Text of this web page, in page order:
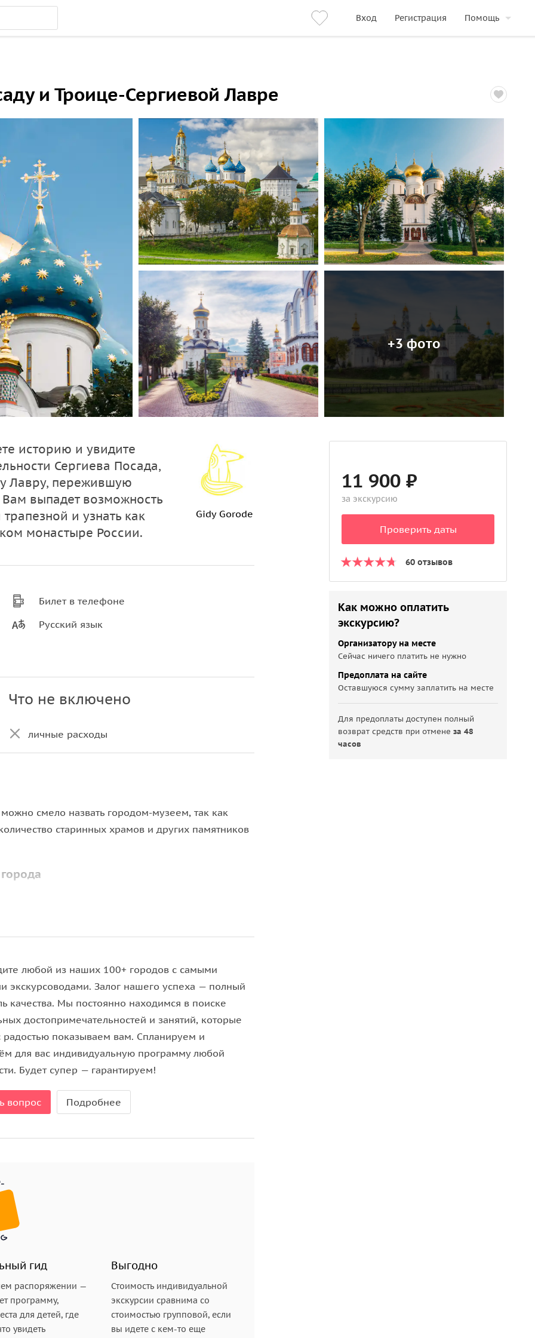
Вход Регистрация Помощь
и Троице-Сергиевой Лавре
+3 фото
историю и увидите
Сергиева Посада,
Лавру, пережившую
выпадет возможность
и узнать как
монастыре России.
Gidy Gorode
Билет в телефоне
Русский язык
Что не включено
личные расходы
смело назвать городом-музеем, так как
старинных храмов и других памятников
по городу. Гид покажет вам главные
панорамный вид на Троице-Сергиеву Лавру.
центра города. Здесь расположено здание
и символов Сергиева Посада. Также в центре
в которых вы сможете купить оригинальные
торговых рядов стоит магазин продуктов
местная выпечка.
Сергиева Посада и объяснит за что этот
и другие философы художники.
Сергиева Посада, вдали от дорог и городов
построили хижину и небольшую
братьям приходилось уединенной жизнью.
и ушел в Богоявленский монастырь, а Сергий
он иноков, которые потихоньку начали заселять
как живут местные насельники, работники
любой из наших 100+ городов с самыми
экскурсоводами. Залог нашего успеха — полный
качества. Мы постоянно находимся в поиске
достопримечательностей и занятий, которые
радостью показываем вам. Спланируем и
для вас индивидуальную программу любой
Будет супер — гарантируем!
вопрос Подробнее
гид
распоряжении —
программу,
для детей, где
увидеть
Выгодно
Стоимость индивидуальной
экскурсии сравнима со
стоимостью групповой, если
вы идете с кем-то еще
11 900 ₽
за экскурсию
Проверить даты
60 отзывов
Как можно оплатить
экскурсию?
Организатору на месте
Сейчас ничего платить не нужно
Предоплата на сайте
Оставшуюся сумму заплатить на месте
Для предоплаты доступен полный
возврат средств при отменеза 48
часов